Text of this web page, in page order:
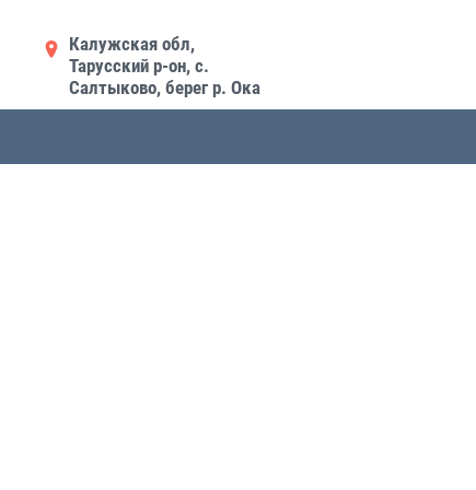
Калужская обл,
Тарусский р-он, с.
Салтыково, берег р. Ока